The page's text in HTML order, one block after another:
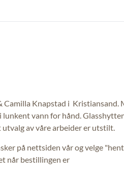
Camilla Knapstad i Kristiansand.
lunkent vann for hånd.
av våre arbeider er utstilt.
på nettsiden vår og velge
når bestillingen er